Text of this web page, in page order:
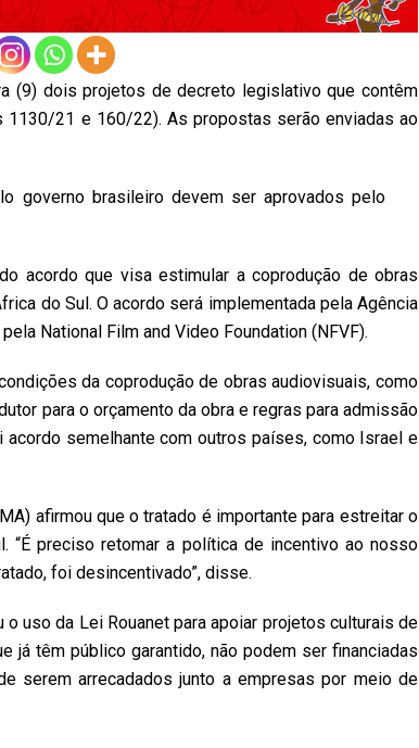
(9) dois projetos de decreto legislativo que contêm
21 e 160/22). As propostas serão enviadas ao
governo brasileiro devem ser aprovados pelo
acordo que visa estimular a coprodução de obras
do Sul. O acordo será implementada pela Agência
National Film and Video Foundation (NFVF).
da coprodução de obras audiovisuais, como
para o orçamento da obra e regras para admissão
semelhante com outros países, como Israel e
afirmou que o tratado é importante para estreitar o
“É preciso retomar a política de incentivo ao nosso
foi desincentivado”, disse.
o uso da Lei Rouanetpara apoiar projetos culturais de
já têm público garantido, não podem ser financiadas
serem arrecadados junto a empresas por meio de